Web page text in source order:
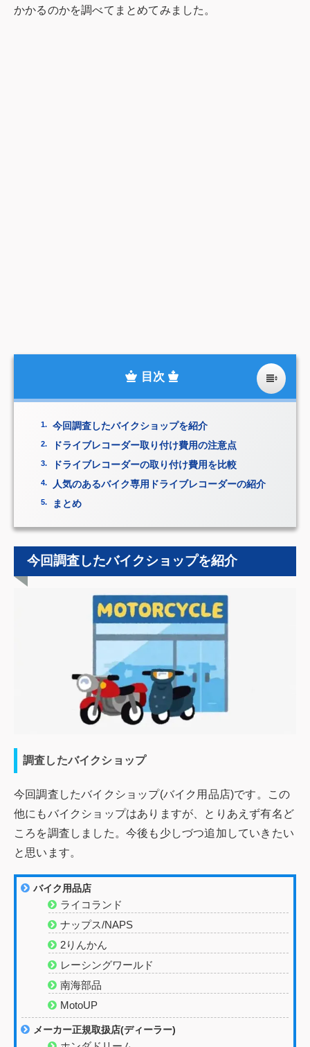
かかるのかを調べてまとめてみました。
今回調査したバイクショップを紹介
ドライブレコーダー取り付け費用の注意点
ドライブレコーダーの取り付け費用を比較
人気のあるバイク専用ドライブレコーダーの紹介
まとめ
今回調査したバイクショップを紹介
調査したバイクショップ
今回調査したバイクショップ(バイク用品店)です。この
他にもバイクショップはありますが、とりあえず有名ど
ころを調査しました。今後も少しづつ追加していきたい
と思います。
バイク用品店
ライコランド
ナップス/NAPS
2りんかん
レーシングワールド
南海部品
MotoUP
メーカー正規取扱店(ディーラー)